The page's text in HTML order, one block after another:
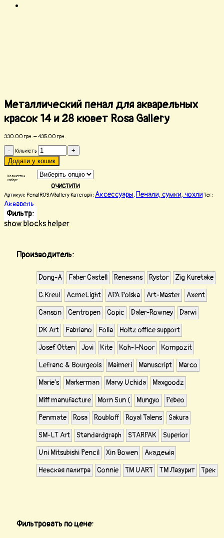
Металлический пенал для акварельных
красок 14 и 28 кювет Rosa Gallery
330.00 грн.–435.00 грн.
Кількість
Додати у кошик
Количесто в
наборе
ОЧИСТИТИ
Артикул: PenalROSAGalleryКатегорії: Аксессуары,Пенали, сумки, чохлиТег:
Акварель
Фильтр:
show blocks helper
Производитель:
Dong-A Faber Castell Renesans Rystor Zig Kuretake
С.Kreul AcmeLight APA Polska Art-Master Axent
Canson Centropen Copic Daler-Rowney Darwi
DK Art Fabriano Folia Holtz office support
Josef Otten Jovi Kite Koh-I-Noor Kompozit
Lefranc & Bourgeois Maimeri Manuscript Marco
Marie's Markerman Marvy Uchida Maxgoodz
Miff manufacture Morn Sun ( Mungyo Pebeo
Penmate Rosa Roubloff Royal Talens Sakura
SM-LT Art Standardgraph STARPAK Superior
Uni Mitsubishi Pencil Xin Bowen Академія
Невская палитра Сonnie ТМ UART ТМ Лазурит Трек
Фильтровать по цене: